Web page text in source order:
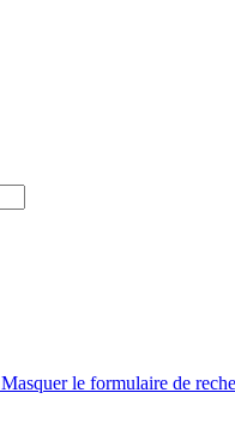
Masquer le formulaire de